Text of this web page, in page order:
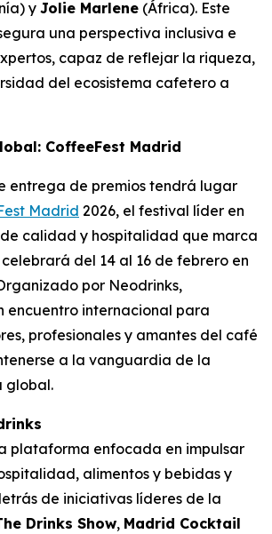
y Jolie Marlene (África). Este
una perspectiva inclusiva e
capaz de reflejar la riqueza,
del ecosistema cafetero a
CoffeeFest Madrid
entrega de premios tendrá lugar
Madrid 2026, el festival líder en
calidad y hospitalidad que marca
del 14 al 16 de febrero en
por Neodrinks,
encuentro internacional para
profesionales y amantes del café
a la vanguardia de la
global.
plataforma enfocada en impulsar
alimentos y bebidas y
de iniciativas líderes de la
Drinks Show, Madrid Cocktail